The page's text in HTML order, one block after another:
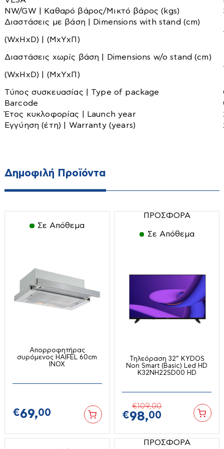
Θαμνοκοπτικά
Κονταροπρίονα
Μπορντουροψάλιδα
Οινοποιητικά Είδη
Πολυμηχανήματα
Σκαπτικά
Σχίστες Ξύλου
Φυσητήρες
Ψεκαστικά-ψεκαστήρες
Αρτοπαρασκευαστές
Βραστήρες
Διάφορα
Ζυγαριές
Ηλεκτρικά μαχαίρια
Καφετιέρες-Τσαγιέρες
Κουζινομηχανές
Μπλέντερ
Πολυκόπτης-multi
Πρέσες-πρεσοσίδερα
Σίδερα Ατμού
Τοστιέρες-σαντουϊτσιέρες-βαφλιέρες
Φραπιέρες
Οικιακές Συσκευές
Εντομοαπωθητικά
Εργαλεία κουζίνας
Ηλεκτρικά μάτια
Κουζινάκια υγραερίου
Προσωπική Φροντίδα
Ραπτομηχανές
Σκούπες-σκουπάκια-ατμοκαθαριστές
Ψύκτες νερού
Ηλεκτρικοί Θερμοσίφωνες
Επαγγελματικός & Ξενοδοχειακός
Εξοπλισμός
Διάφορα
Πλατό
Μικροκυμάτων
Παγομηχανές
Set εργαλείων
Αεροσυμπιεστές
NW/GW | Καθαρό βάρος/Μικτό βάρος (kgs)
Διαστάσεις με βάση | Dimensions with stand (cm)
(WxHxD) | (ΜxΥxΠ)
Διαστάσεις χωρίς βάση | Dimensions w/o stand (cm)
(WxHxD) | (ΜxΥxΠ)
Τύπος συσκευασίας | Type of package
Barcode
Έτος κυκλοφορίας | Launch year
Εγγύηση (έτη) | Warranty (years)
Δημοφιλή Προϊόντα
Σε Απόθεμα
Απορροφητήρας
συρόμενος HAIFEL 60cm
INOX
€69,00
ΠΡΟΣΦΟΡΑ
Σε Απόθεμα
Τηλεόραση 32” KYDOS
Non Smart (Basic) Led HD
K32NH22SD00 HD
€109,00
€98,00
ΠΡΟΣΦΟΡΑ